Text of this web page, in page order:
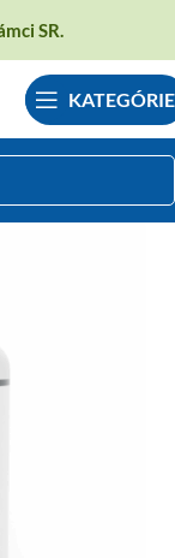
SR.
KATEGÓRIE